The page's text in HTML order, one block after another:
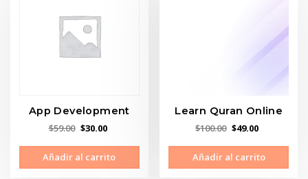
App Development
$59.00 El
original
era:
$30.00
actual
es:
Añadir al carrito
Learn Quran Online
$100.00 El
original
era:
$49.00
actual
es:
Añadir al carrito